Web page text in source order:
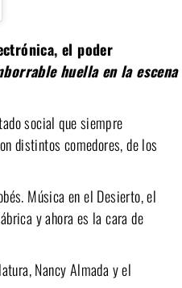
el poder
huella en la escena
social que siempre
distintos comedores, de los
Música en el Desierto, el
y ahora es la cara de
Nancy Almada y el